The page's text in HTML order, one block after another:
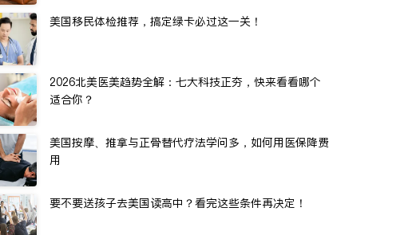
美国移民体检推荐，搞定绿卡必过这一关！
2026北美医美趋势全解：七大科技正夯，快来看看哪个
适合你？
美国按摩、推拿与正骨替代疗法学问多，如何用医保降费
用
要不要送孩子去美国读高中？看完这些条件再决定！